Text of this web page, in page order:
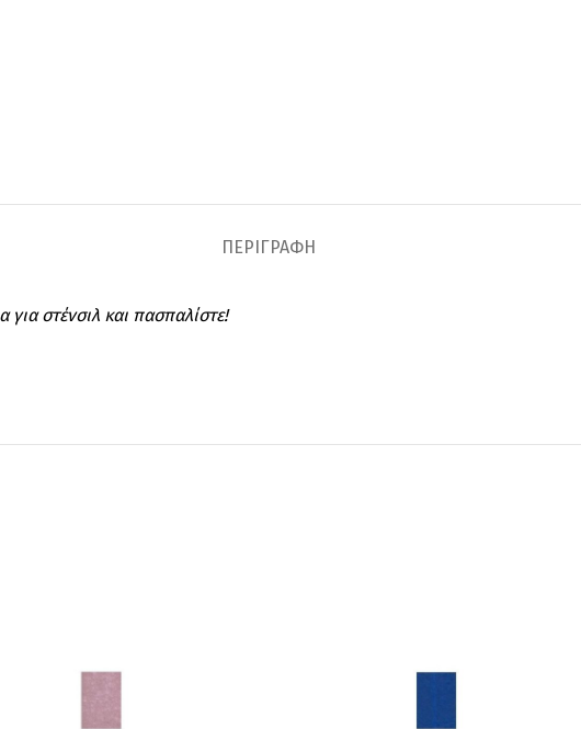
ΠΕΡΙΓΡΑΦΉ
στένσιλ και πασπαλίστε!